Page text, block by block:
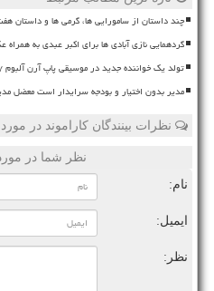
چند داستان از سامورایی ها، گرمی ها و داستان
گردهمایی نازی آبادی ها برای اکبر عبدی به
تولد یک خواننده جدید در موسیقی پاپ آرن آلبوم ۱۹۹۷ را منتشر نمود
مدیر بدون اختیار و بودجه سرایدار است معضل
نظرات بینندگان کاراموند در
نظر شما در
نام:
ایمیل:
نظر: